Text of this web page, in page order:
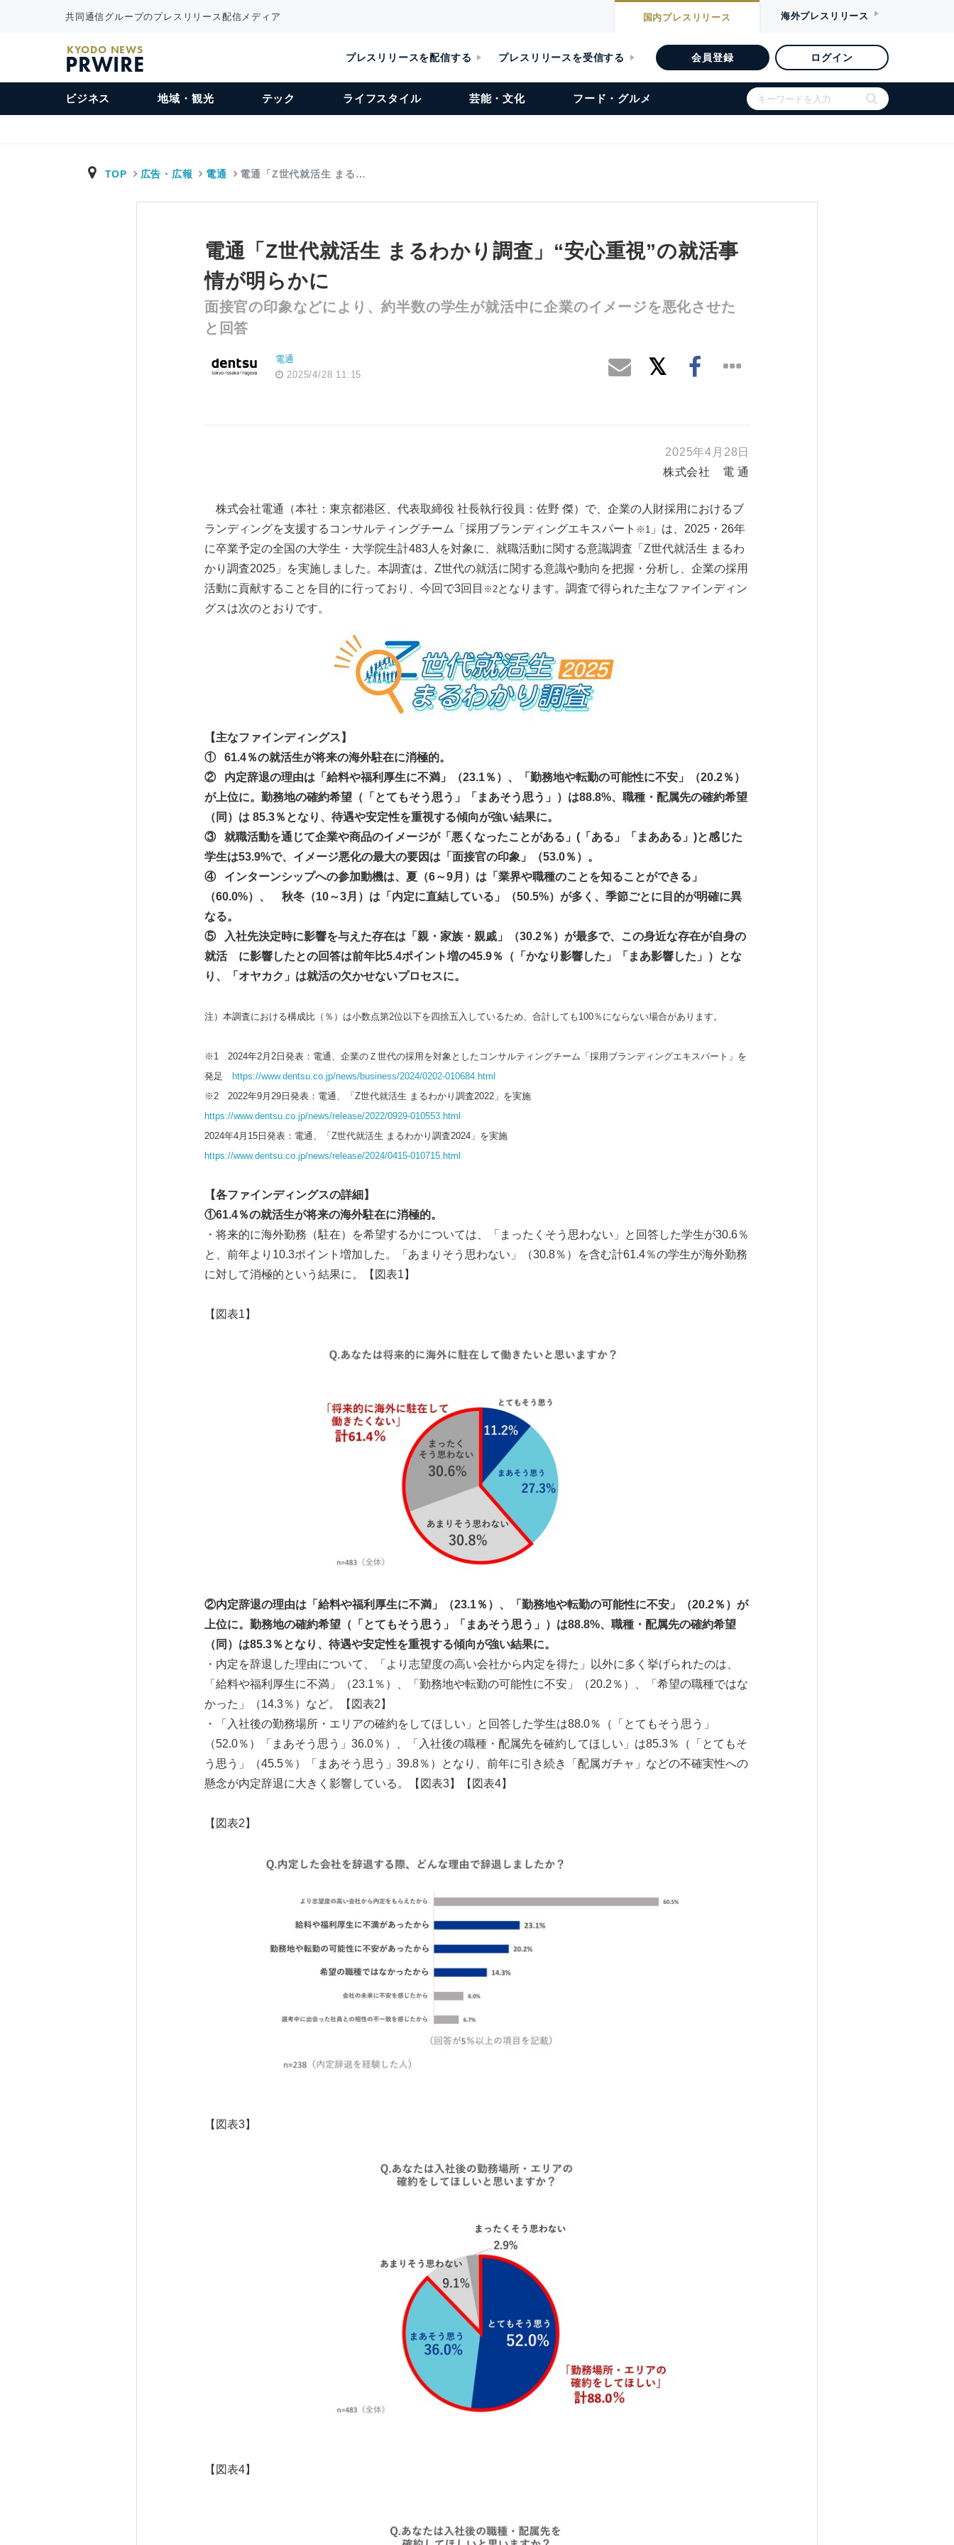
共同通信グループのプレスリリース配信メディア 国内プレスリリース 海外プレスリリース
KYODO NEWS
PRWIRE プレスリリースを配信する プレスリリースを受信する 会員登録 ログイン
ビジネス 地域・観光 テック ライフスタイル 芸能・文化 フード・グルメ
TOP 広告・広報 電通 電通「Z世代就活生 まる…
電通「Z世代就活生 まるわかり調査」“安心重視”の就活事
情が明らかに
面接官の印象などにより、約半数の学生が就活中に企業のイメージを悪化させた
と回答
電通
2025/4/28 11:15
2025年4月28日
株式会社 電 通
株式会社電通（本社：東京都港区、代表取締役 社長執行役員：佐野 傑）で、企業の人財採用におけるブ
ランディングを支援するコンサルティングチーム「採用ブランディングエキスパート ※1 」は、2025・26年
に卒業予定の全国の大学生・大学院生計483人を対象に、就職活動に関する意識調査「Z世代就活生 まるわ
かり調査2025」を実施しました。本調査は、Z世代の就活に関する意識や動向を把握・分析し、企業の採用
活動に貢献することを目的に行っており、今回で3回目 ※2となります。調査で得られた主なファインディン
グスは次のとおりです。
【主なファインディングス】
① 61.4％の就活生が将来の海外駐在に消極的。
② 内定辞退の理由は「給料や福利厚生に不満」（23.1％）、「勤務地や転勤の可能性に不安」（20.2％）
が上位に。勤務地の確約希望（「とてもそう思う」「まあそう思う」）は88.8%、職種・配属先の確約希望
（同）は 85.3％となり、待遇や安定性を重視する傾向が強い結果に。
③ 就職活動を通じて企業や商品のイメージが「悪くなったことがある」(「ある」「まあある」)と感じた
学生は53.9%で、イメージ悪化の最大の要因は「面接官の印象」（53.0％）。
④ インターンシップへの参加動機は、夏（6～9月）は「業界や職種のことを知ることができる」
（60.0%）、 秋冬（10～3月）は「内定に直結している」（50.5%）が多く、季節ごとに目的が明確に異
なる。
⑤ 入社先決定時に影響を与えた存在は「親・家族・親戚」（30.2％）が最多で、この身近な存在が自身の
就活 に影響したとの回答は前年比5.4ポイント増の45.9％（「かなり影響した」「まあ影響した」）とな
り、「オヤカク」は就活の欠かせないプロセスに。
注）本調査における構成比（％）は小数点第2位以下を四捨五入しているため、合計しても100％にならない場合があります。
※1 2024年2月2日発表：電通、企業のＺ世代の採用を対象としたコンサルティングチーム「採用ブランディングエキスパート」を
発足
https://www.dentsu.co.jp/news/business/2024/0202-010684.html
※2 2022年9月29日発表：電通、「Z世代就活生 まるわかり調査2022」を実施
https://www.dentsu.co.jp/news/release/2022/0929-010553.html
2024年4月15日発表：電通、「Z世代就活生 まるわかり調査2024」を実施
https://www.dentsu.co.jp/news/release/2024/0415-010715.html
【各ファインディングスの詳細】
①61.4％の就活生が将来の海外駐在に消極的。
・将来的に海外勤務（駐在）を希望するかについては、「まったくそう思わない」と回答した学生が30.6％
と、前年より10.3ポイント増加した。「あまりそう思わない」（30.8％）を含む計61.4％の学生が海外勤務
に対して消極的という結果に。【図表1】
【図表1】
②内定辞退の理由は「給料や福利厚生に不満」（23.1％）、「勤務地や転勤の可能性に不安」（20.2％）が
上位に。勤務地の確約希望（「とてもそう思う」「まあそう思う」）は88.8%、職種・配属先の確約希望
（同）は85.3％となり、待遇や安定性を重視する傾向が強い結果に。
・内定を辞退した理由について、「より志望度の高い会社から内定を得た」以外に多く挙げられたのは、
「給料や福利厚生に不満」（23.1％）、「勤務地や転勤の可能性に不安」（20.2％）、「希望の職種ではな
かった」（14.3％）など。【図表2】
・「入社後の勤務場所・エリアの確約をしてほしい」と回答した学生は88.0％（「とてもそう思う」
（52.0％）「まあそう思う」36.0％）、「入社後の職種・配属先を確約してほしい」は85.3％（「とてもそ
う思う」（45.5％）「まあそう思う」39.8％）となり、前年に引き続き「配属ガチャ」などの不確実性への
懸念が内定辞退に大きく影響している。【図表3】【図表4】
【図表2】
【図表3】
【図表4】
Japanese